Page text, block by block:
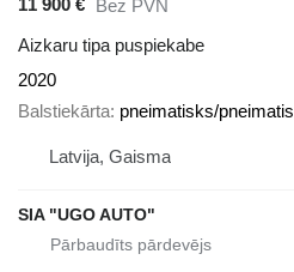
Bez PVN
Aizkaru tipa puspiekabe
2020
Balstiekārta pneimatisks/
Latvija, Gaisma
SIA "UGO AUTO"